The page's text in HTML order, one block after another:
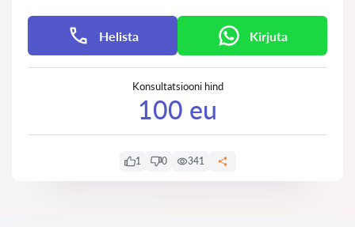
Helista Kirjuta
Konsultatsiooni hind
100 eu
1 0 341